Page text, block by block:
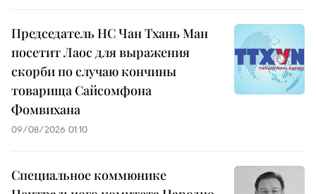
Председатель НС Чан Тхань Ман
посетит Лаос для выражения
скорби по случаю кончины
товарища Сайсомфона
Фомвихана
09/08/2026 01:10
Специальное коммюнике